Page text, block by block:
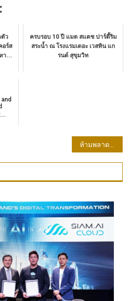
ตัว
อร์ส
า...
ครบรอบ 10 ปี แมด สแตช ปาร์ตี้ริม
สระน้ำ ณ โรงแรมเดอะ เวสทิน แก
รนด์ สุขุมวิท